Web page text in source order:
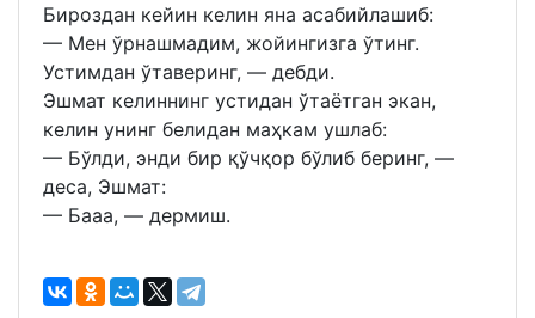
Бироздан кейин келин яна асабийлашиб:
— Мен ўрнашмадим, жойингизга ўтинг.
Устимдан ўтаверинг, — дебди.
Эшмат келиннинг устидан ўтаётган экан,
келин унинг белидан маҳкам ушлаб:
— Бўлди, энди бир қўчқор бўлиб беринг, —
деса, Эшмат:
— Бааа, — дермиш.